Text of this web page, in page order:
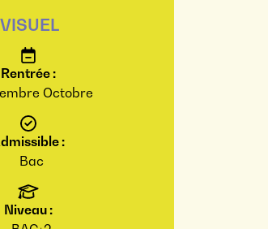
Rentrée :
Octobre
:
Bac
Niveau :